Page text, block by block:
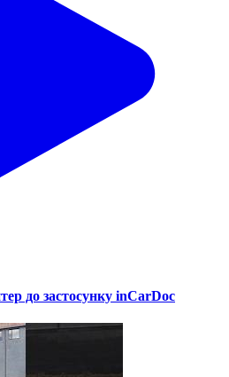
до застосунку inCarDoc